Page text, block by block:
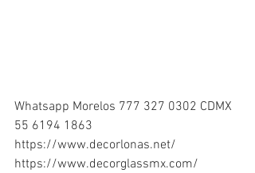
Whatsapp Morelos 777 327 0302 CDMX
55 6194 1863‬
https://www.decorlonas.net/
https://www.decorglassmx.com/